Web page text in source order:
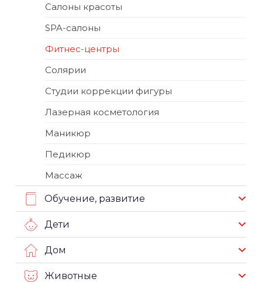
Салоны красоты
SPA-салоны
Фитнес-центры
Солярии
Студии коррекции фигуры
Лазерная косметология
Маникюр
Педикюр
Массаж
Обучение, развитие
Дети
Дом
Животные